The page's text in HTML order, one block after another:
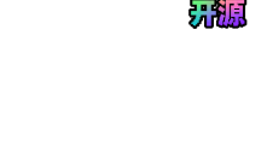
文，再让 LLM 生成回答。